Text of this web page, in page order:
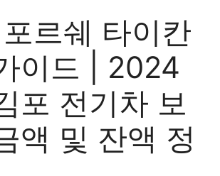
르쉐 타이칸
이드 | 2024
포 전기차 보
액 및 잔액 정